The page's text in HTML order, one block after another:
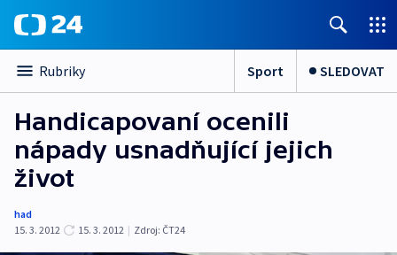
Rubriky Sport SLEDOVAT
Handicapovaní ocenili
nápady usnadňující jejich
život
had
15. 3. 2012
15. 3. 2012 | Zdroj: ČT24